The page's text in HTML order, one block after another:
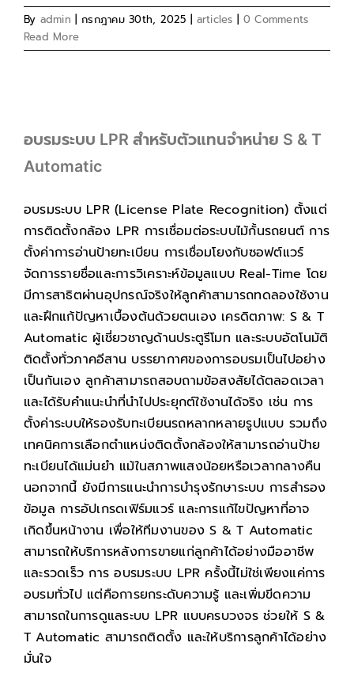
By admin | กรกฎาคม 30th, 2025 | articles | 0 Comments
Read More
อบรมระบบ LPR สำหรับตัวแทนจำหน่าย S & T
Automatic
อบรมระบบ LPR (License Plate Recognition) ตั้งแต่
การติดตั้งกล้อง LPR การเชื่อมต่อระบบไม้กั้นรถยนต์ การ
ตั้งค่าการอ่านป้ายทะเบียน การเชื่อมโยงกับซอฟต์แวร์
จัดการรายชื่อและการวิเคราะห์ข้อมูลแบบ Real-Time โดย
มีการสาธิตผ่านอุปกรณ์จริงให้ลูกค้าสามารถทดลองใช้งาน
และฝึกแก้ปัญหาเบื้องต้นด้วยตนเอง เครดิตภาพ: S & T
Automatic ผู้เชี่ยวชาญด้านประตูรีโมท และระบบอัตโนมัติ
ติดตั้งทั่วภาคอีสาน บรรยากาศของการอบรมเป็นไปอย่าง
เป็นกันเอง ลูกค้าสามารถสอบถามข้อสงสัยได้ตลอดเวลา
และได้รับคำแนะนำที่นำไปประยุกต์ใช้งานได้จริง เช่น การ
ตั้งค่าระบบให้รองรับทะเบียนรถหลากหลายรูปแบบ รวมถึง
เทคนิคการเลือกตำแหน่งติดตั้งกล้องให้สามารถอ่านป้าย
ทะเบียนได้แม่นยำ แม้ในสภาพแสงน้อยหรือเวลากลางคืน
นอกจากนี้ ยังมีการแนะนำการบำรุงรักษาระบบ การสำรอง
ข้อมูล การอัปเกรดเฟิร์มแวร์ และการแก้ไขปัญหาที่อาจ
เกิดขึ้นหน้างาน เพื่อให้ทีมงานของ S & T Automatic
สามารถให้บริการหลังการขายแก่ลูกค้าได้อย่างมืออาชีพ
และรวดเร็ว การ อบรมระบบ LPR ครั้งนี้ไม่ใช่เพียงแค่การ
อบรมทั่วไป แต่คือการยกระดับความรู้ และเพิ่มขีดความ
สามารถในการดูแลระบบ LPR แบบครบวงจร ช่วยให้ S &
T Automatic สามารถติดตั้ง และให้บริการลูกค้าได้อย่าง
มั่นใจ